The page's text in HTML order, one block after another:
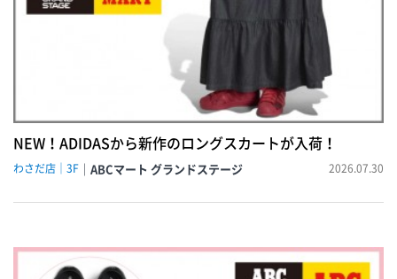
NEW！ADIDASから新作のロングスカートが入荷！
わさだ店｜3F 2026.07.30
ABCマート グランドステージ